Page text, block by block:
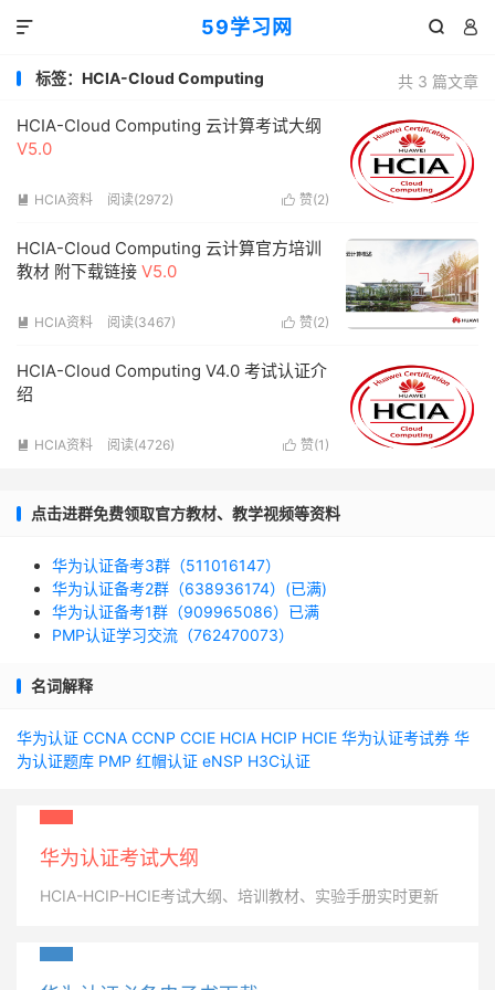
59学习网  

共 3 篇文章
标签：HCIA-Cloud Computing
HCIA-Cloud Computing 云计算考试大纲
V5.0
 赞(2)
 HCIA资料 阅读(2972)
HCIA-Cloud Computing 云计算官方培训
教材 附下载链接 V5.0
 赞(2)
 HCIA资料 阅读(3467)
HCIA-Cloud Computing V4.0 考试认证介
绍
 赞(1 )
 HCIA资料 阅读(4726)
点击进群免费领取官方教材、教学视频等资料
华为认证备考3群（511016147）
华为认证备考2群（638936174）(已满)
华为认证备考1群（909965086）已满
PMP认证学习交流（762470073）
名词解释
华为认证 CCNA CCNP CCIE HCIA HCIP HCIE 华为认证考试券 华
为认证题库 PMP 红帽认证 eNSP H3C认证
华为认证考试大纲
HCIA-HCIP-HCIE考试大纲、培训教材、实验手册实时更新